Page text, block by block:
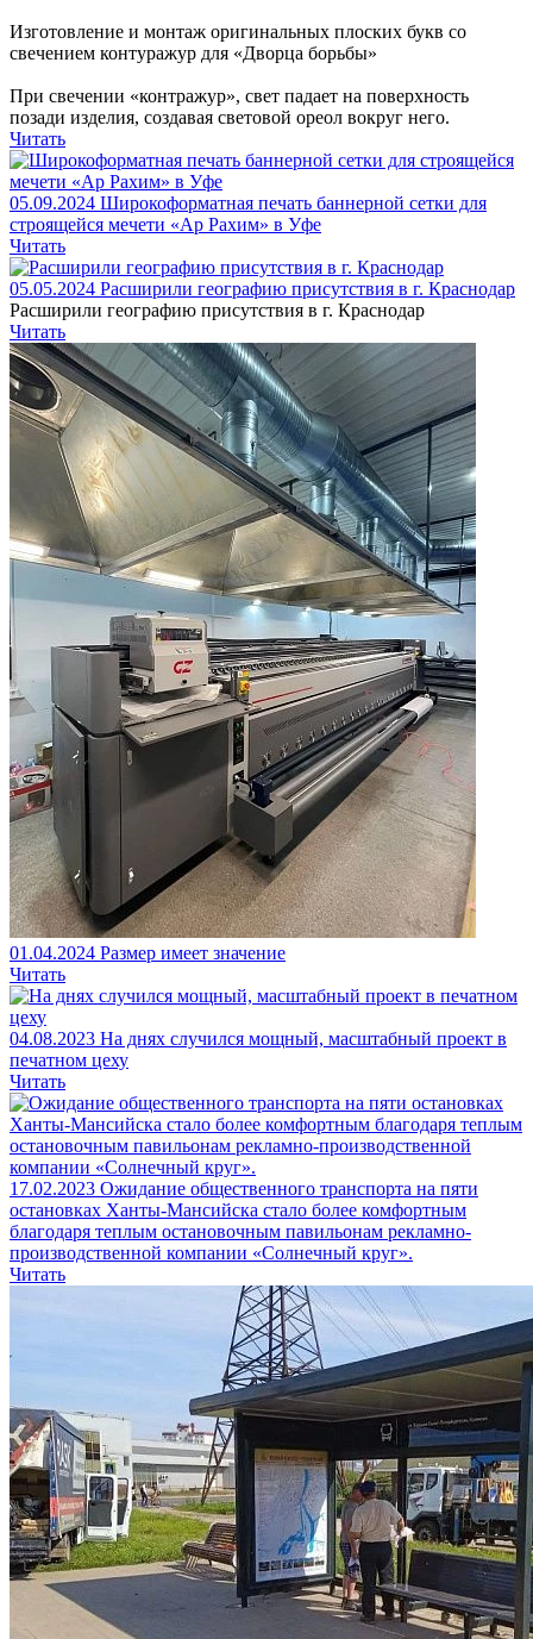
Изготовление и монтаж оригинальных плоских букв со
свечением контуражур для «Дворца борьбы»
При свечении «контражур», свет падает на поверхность
позади изделия, создавая световой ореол вокруг него.
Читать
05.09.2024 Широкоформатная печать баннерной сетки для
строящейся мечети «Ар Рахим» в Уфе
Читать
05.05.2024 Расширили географию присутствия в г. Краснодар
Расширили географию присутствия в г. Краснодар
Читать
01.04.2024 Размер имеет значение
Читать
04.08.2023 На днях случился мощный, масштабный проект в
печатном цеху
Читать
17.02.2023 Ожидание общественного транспорта на пяти
остановках Ханты-Мансийска стало более комфортным
благодаря теплым остановочным павильонам рекламно-
производственной компании «Солнечный круг».
Читать